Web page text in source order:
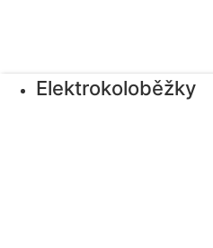
Elektrokoloběžky